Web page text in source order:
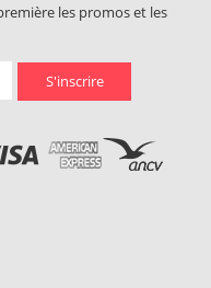
les promos et les
S'inscrire